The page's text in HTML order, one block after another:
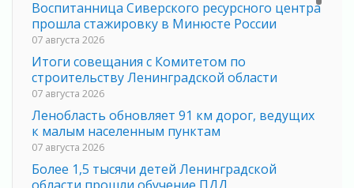
Воспитанница Сиверского ресурсного центра
прошла стажировку в Минюсте России
07 августа 2026
Итоги совещания с Комитетом по
строительству Ленинградской области
07 августа 2026
Ленобласть обновляет 91 км дорог, ведущих
к малым населенным пунктам
07 августа 2026
Более 1,5 тысячи детей Ленинградской
области прошли обучение ПДД